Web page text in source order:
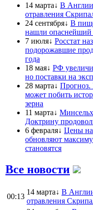
14 марта↓ В
отравления
24 сентября↓ В
нашли опаснейший
7 июля↓ Росстат
подорожавшие
года
18 мая↓ РФ
но поставки на
28 марта↓ Прогноз.
может побить
зерна
11 марта↓
Доктрину
6 февраля↓ Цены на
обновляют
становятся
Все новости
00:13
14 марта↓ В
отравления